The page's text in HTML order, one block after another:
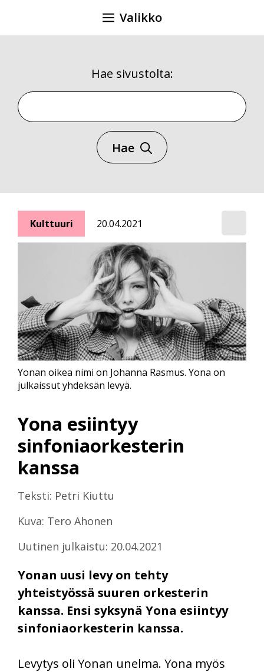
Valikko
Hae sivustolta:
Hae sivustolta
Hae
Kulttuuri 20.04.2021
Yona esiintyy
sinfoniaorkesterin
kanssa
Teksti: Petri Kiuttu
Kuva: Tero Ahonen
Uutinen julkaistu: 20.04.2021
Yonan uusi levy on tehty
yhteistyössä suuren orkesterin
kanssa. Ensi syksynä Yona esiintyy
sinfoniaorkesterin kanssa.
Yonan oikea nimi on Johanna Rasmus. Yona on
julkaissut yhdeksän levyä.
Levytys oli Yonan unelma. Yona myös